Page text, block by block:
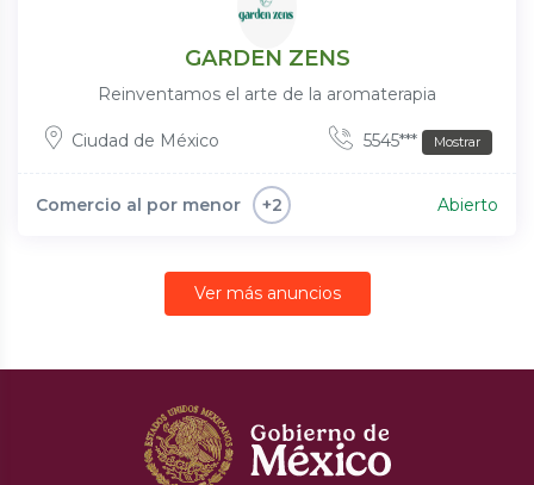
GARDEN ZENS
Reinventamos el arte de la aromaterapia
Ciudad de México 5545*** Mostrar
Comercio al por menor +2 Abierto
Ver más anuncios